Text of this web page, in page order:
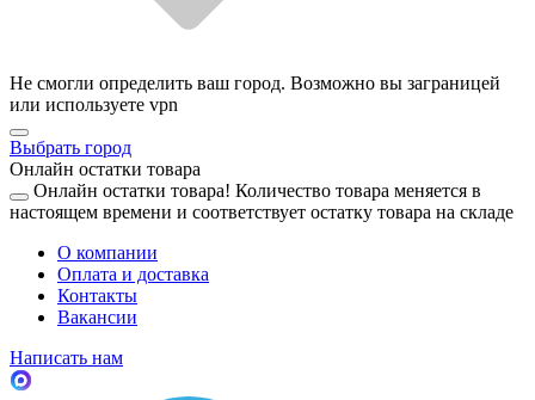
Не смогли определить ваш город. Возможно вы заграницей
или используете vpn
Выбрать город
Онлайн остатки товара
Онлайн остатки товара! Количество товара меняется в
настоящем времени и соответствует остатку товара на складе
О компании
Оплата и доставка
Контакты
Вакансии
Написать нам